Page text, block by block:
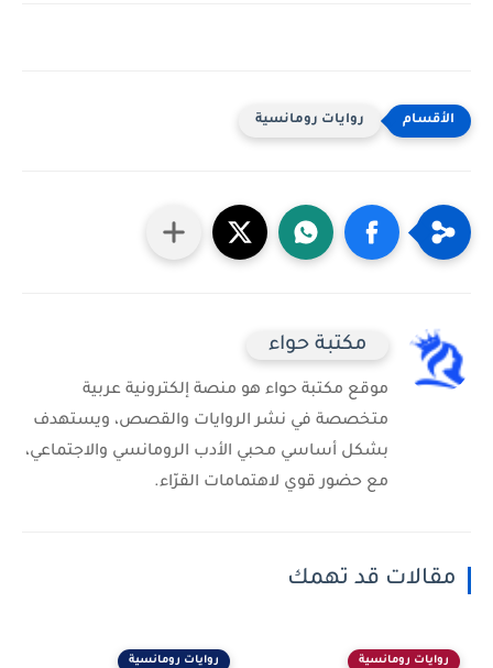
روايات رومانسية
مكتبة حواء
موقع مكتبة حواء هو منصة إلكترونية عربية
متخصصة في نشر الروايات والقصص، ويستهدف
بشكل أساسي محبي الأدب الرومانسي والاجتماعي،
مع حضور قوي لاهتمامات القرّاء.
مقالات قد تهمك
روايات رومانسية روايات رومانسية